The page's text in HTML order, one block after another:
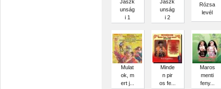
Jászk
unság
i 1
Jászk
unság
i 2
Rózsa
levél
Mulat
ok, m
ert j...
Minde
n pir
os fe...
Maros
menti
feny...